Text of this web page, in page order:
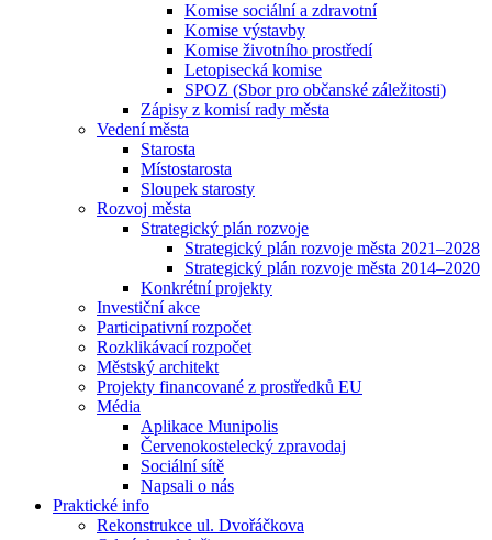
Komise sociální a zdravotní
Komise výstavby
Komise životního prostředí
Letopisecká komise
SPOZ (Sbor pro občanské záležitosti)
Zápisy z komisí rady města
Vedení města
Starosta
Místostarosta
Sloupek starosty
Rozvoj města
Strategický plán rozvoje
Strategický plán rozvoje města 2021–2028
Strategický plán rozvoje města 2014–2020
Konkrétní projekty
Investiční akce
Participativní rozpočet
Rozklikávací rozpočet
Městský architekt
Projekty financované z prostředků EU
Média
Aplikace Munipolis
Červenokostelecký zpravodaj
Sociální sítě
Napsali o nás
Praktické info
Rekonstrukce ul. Dvořáčkova